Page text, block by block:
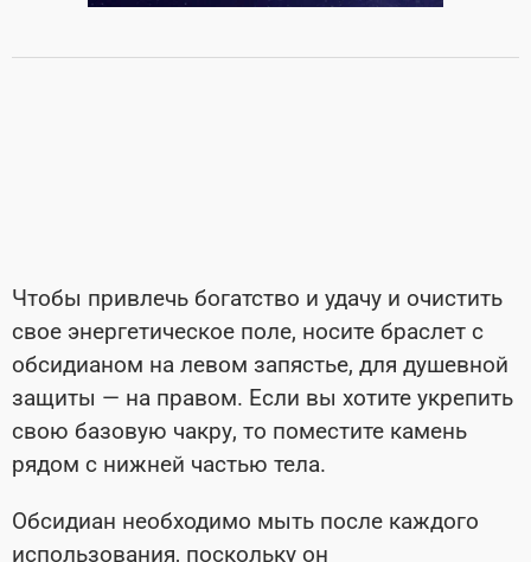
Чтобы привлечь богатство и удачу и очистить
свое энергетическое поле, носите браслет с
обсидианом на левом запястье, для душевной
защиты — на правом. Если вы хотите укрепить
свою базовую чакру, то поместите камень
рядом с нижней частью тела.
Обсидиан необходимо мыть после каждого
использования, поскольку он